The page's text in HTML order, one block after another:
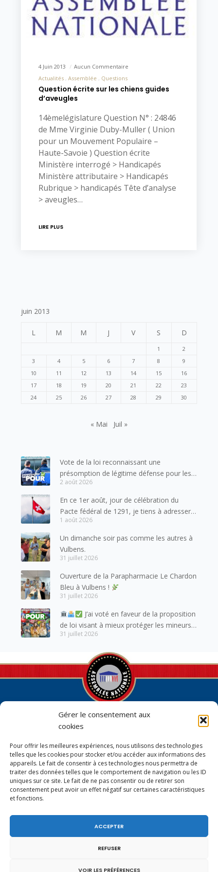
Gérer le consentement aux
cookies
Pour offrir les meilleures expériences, nous utilisons des technologies
telles que les cookies pour stocker et/ou accéder aux informations des
appareils. Le fait de consentir à ces technologies nous permettra de
traiter des données telles que le comportement de navigation ou les ID
uniques sur ce site. Le fait de ne pas consentir ou de retirer son
consentement peut avoir un effet négatif sur certaines caractéristiques
et fonctions.
ACCEPTER
REFUSER
VOIR LES PRÉFÉRENCES
4 Juin 2013
Aucun Commentaire
Actualités
Assemblée Questions
Question écrite sur les chiens guides
d’aveugles
14èmelégislature Question N° : 24846
de Mme Virginie Duby-Muller ( Union
pour un Mouvement Populaire –
Haute-Savoie ) Question écrite
Ministère interrogé > Handicapés
Ministère attributaire > Handicapés
Rubrique > handicapés Tête d’analyse
> aveugles…
LIRE PLUS
juin 2013
L M M J V S D
1
2
3
4 5 6 7 8
9
10
11 12 13 14 15
16
17
18 19 20 21 22
23
24
25 26 27 28 29 30
« Mai Juil »
Vote de la loi reconnaissant une
présomption de légitime défense pour les
forces de l’ordre
2 août 2026
En ce 1er août, jour de célébration du
Pacte fédéral de 1291, je tiens à adresser
mes meilleures salutations à nos voisins et
amis suisses, et plus particulièrement aux
habitants du bassin genevois et de l’arc
lémanique, avec lesquels la Haute-Savoie
1 août 2026
Un dimanche soir pas comme les autres à
Vulbens.
31 juillet 2026
Ouverture de la Parapharmacie Le Chardon
Bleu à Vulbens !
31 juillet 2026
J’ai voté en faveur de la proposition
de loi visant à mieux protéger les mineurs
des risques liés à l’utilisation des réseaux
31 juillet 2026
Permanence parlementaire en
circonscription
7 place de la Libération BP59
74100 Annemasse